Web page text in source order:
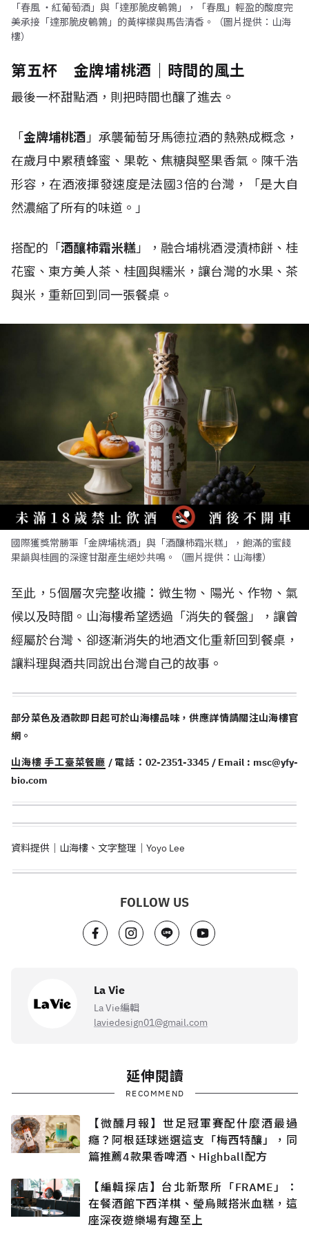
「春風 ・紅葡萄酒」與「達那脆皮鵪鶉」，「春風」輕盈的酸度完
美承接「達那脆皮鵪鶉」的黃檸檬與馬告清香。（圖片提供：山海
樓）
第五杯 金牌埔桃酒｜時間的風土
最後一杯甜點酒，則把時間也釀了進去。
「金牌埔桃酒」承襲葡萄牙馬德拉酒的熱熟成概念，
在歲月中累積蜂蜜、果乾、焦糖與堅果香氣。陳千浩
形容，在酒液揮發速度是法國3倍的台灣，「是大自
然濃縮了所有的味道。」
搭配的「酒釀柿霜米糕」，融合埔桃酒浸漬柿餅、桂
花蜜、東方美人茶、桂圓與糯米，讓台灣的水果、茶
與米，重新回到同一張餐桌。
國際獲獎常勝軍「金牌埔桃酒」與「酒釀柿霜米糕」，飽滿的蜜餞
果韻與桂圓的深邃甘甜產生絕妙共鳴。（圖片提供：山海樓）
至此，5個層次完整收攏：微生物、陽光、作物、氣
候以及時間。山海樓希望透過「消失的餐盤」，讓曾
經屬於台灣、卻逐漸消失的地酒文化重新回到餐桌，
讓料理與酒共同說出台灣自己的故事。
部分菜色及酒款即日起可於山海樓品味，供應詳情請關注山海樓官
網。
山海樓 手工臺菜餐廳 / 電話：02-2351-3345 / Email : msc@yfy-
bio.com
資料提供｜山海樓、文字整理｜Yoyo Lee
FOLLOW US
La Vie
La Vie編輯
laviedesign01@gmail.com
延伸閱讀
RECOMMEND
【微醺月報】世足冠軍賽配什麼酒最過
癮？阿根廷球迷選這支「梅西特釀」，同
篇推薦4款果香啤酒、Highball配方
【編輯探店】台北新聚所「FRAME」：
在餐酒館下西洋棋、瑩烏賊搭米血糕，這
座深夜遊樂場有趣至上